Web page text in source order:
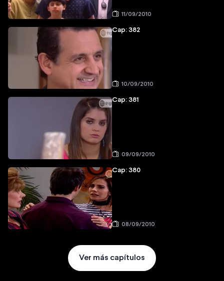
11/09/2010
Cap: 382
10/09/2010
Cap: 381
09/09/2010
Cap: 380
08/09/2010
Ver más capítulos